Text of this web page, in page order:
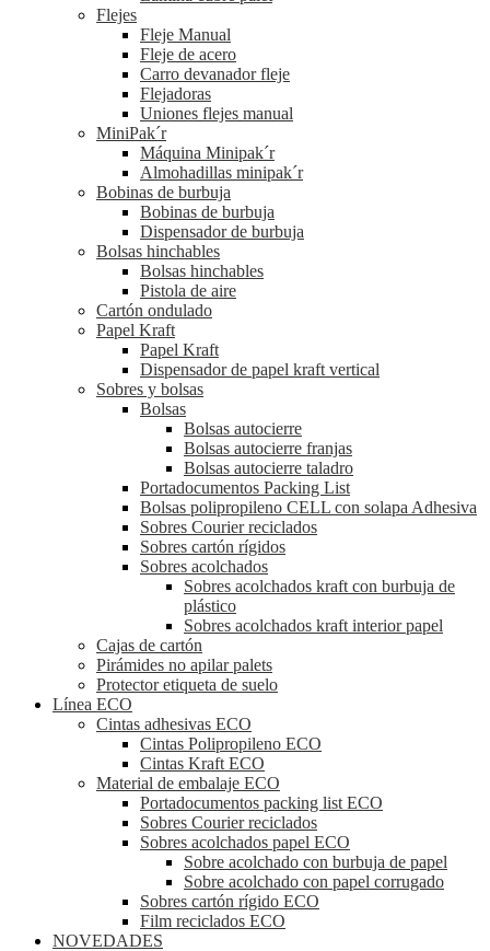
Flejes
Fleje Manual
Fleje de acero
Carro devanador fleje
Flejadoras
Uniones flejes manual
MiniPak´r
Máquina Minipak´r
Almohadillas minipak´r
Bobinas de burbuja
Bobinas de burbuja
Dispensador de burbuja
Bolsas hinchables
Bolsas hinchables
Pistola de aire
Cartón ondulado
Papel Kraft
Papel Kraft
Dispensador de papel kraft vertical
Sobres y bolsas
Bolsas
Bolsas autocierre
Bolsas autocierre franjas
Bolsas autocierre taladro
Portadocumentos Packing List
Bolsas polipropileno CELL con solapa Adhesiva
Sobres Courier reciclados
Sobres cartón rígidos
Sobres acolchados
Sobres acolchados kraft con burbuja de
plástico
Sobres acolchados kraft interior papel
Cajas de cartón
Pirámides no apilar palets
Protector etiqueta de suelo
Línea ECO
Cintas adhesivas ECO
Cintas Polipropileno ECO
Cintas Kraft ECO
Material de embalaje ECO
Portadocumentos packing list ECO
Sobres Courier reciclados
Sobres acolchados papel ECO
Sobre acolchado con burbuja de papel
Sobre acolchado con papel corrugado
Sobres cartón rígido ECO
Film reciclados ECO
NOVEDADES